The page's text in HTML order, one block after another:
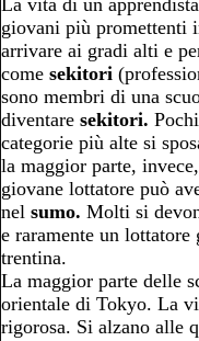
La vita di un
giovani più promettenti
arrivare ai gradi alti e
come sekitori
sono membri di una
diventare sekitori.
categorie più alte si
la maggior parte,
giovane lottatore può
nel sumo. Molti si
e raramente un lottatore
trentina.
La maggior parte delle
orientale di Tokyo. La
rigorosa. Si alzano alle